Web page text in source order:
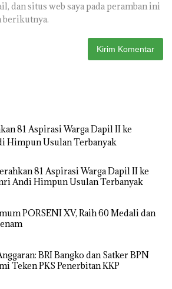
dan situs web saya pada peramban ini
berikutnya.
81 Aspirasi Warga Dapil II ke
Andi Himpun Usulan Terbanyak
PORSENI XV, Raih 60 Medali dan
BRI Bangko dan Satker BPN
Teken PKS Penerbitan KKP